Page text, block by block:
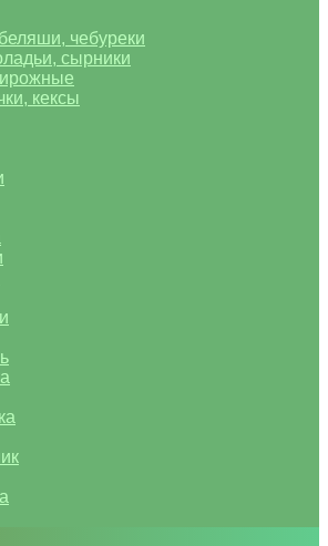
чебуреки
сырники
кексы